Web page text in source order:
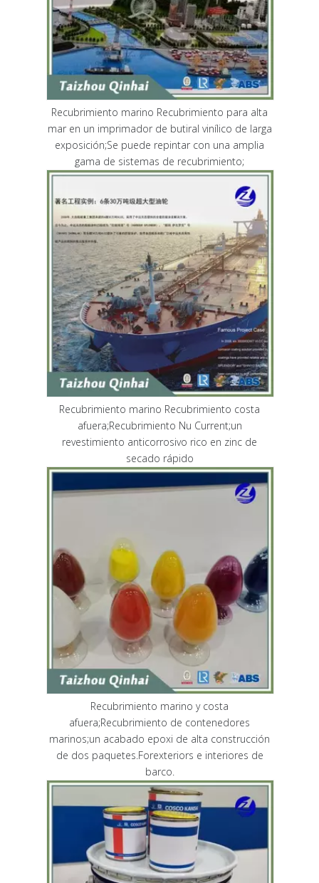
Recubrimiento marino Recubrimiento para alta
mar en un imprimador de butiral vinílico de larga
exposición;Se puede repintar con una amplia
gama de sistemas de recubrimiento;
Recubrimiento marino Recubrimiento costa
afuera;Recubrimiento Nu Current;un
revestimiento anticorrosivo rico en zinc de
secado rápido
Recubrimiento marino y costa
afuera;Recubrimiento de contenedores
marinos;un acabado epoxi de alta construcción
de dos paquetes.Forexteriors e interiores de
barco.